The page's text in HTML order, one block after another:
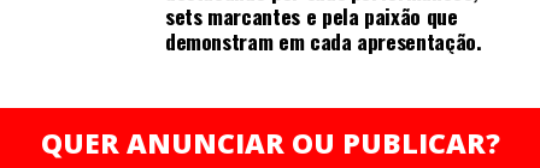
sets marcantes e pela paixão que
demonstram em cada apresentação.
QUER ANUNCIAR OU PUBLICAR?